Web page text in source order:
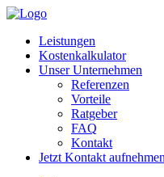
Leistungen
Kostenkalkulator
Unser Unternehmen
Referenzen
Vorteile
Ratgeber
FAQ
Kontakt
Jetzt Kontakt aufnehmen